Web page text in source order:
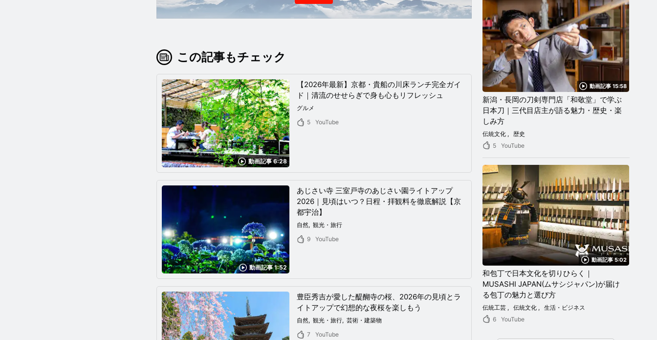
この記事もチェック
動画記事 6:28
【2026年最新】京都・貴船の川床ランチ完全ガイ
ド｜清流のせせらぎで身も心もリフレッシュ
グルメ
5
YouTube
動画記事 1:52
あじさい寺 三室戸寺のあじさい園ライトアップ
2026｜見頃はいつ？日程・拝観料を徹底解説【京
都宇治】
自然
観光・旅行
9
YouTube
豊臣秀吉が愛した醍醐寺の桜、2026年の見頃とラ
イトアップで幻想的な夜桜を楽しもう
自然 観光・旅行
芸術・建築物
7
YouTube
動画記事 15:58
新潟・長岡の刀剣専門店「和敬堂」で学ぶ
日本刀｜三代目店主が語る魅力・歴史・楽
しみ方
伝統文化
歴史
5
YouTube
動画記事 5:02
和包丁で日本文化を切りひらく｜
MUSASHI JAPAN(ムサシジャパン)が届け
る包丁の魅力と選び方
伝統工芸 伝統文化
生活・ビジネス
6
YouTube